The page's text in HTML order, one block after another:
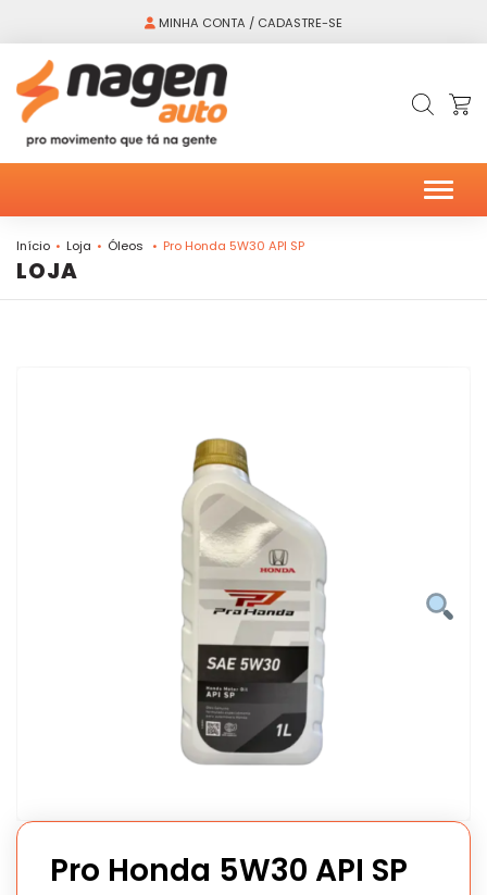
MINHA CONTA / CADASTRE-SE
Início Loja Óleos Pro Honda 5W30 API SP
LOJA
Pro Honda 5W30 API SP